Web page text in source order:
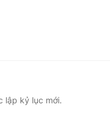
lập kỷ lục mới.